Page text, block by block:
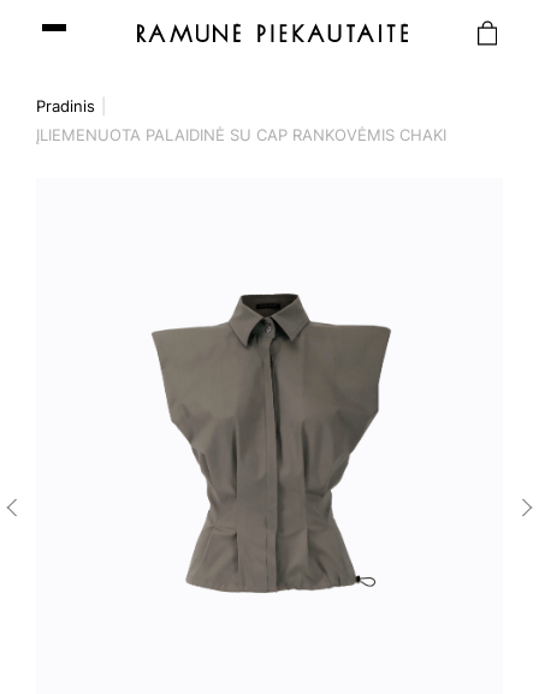
Pradinis
ĮLIEMENUOTA PALAIDINĖ SU CAP RANKOVĖMIS CHAKI